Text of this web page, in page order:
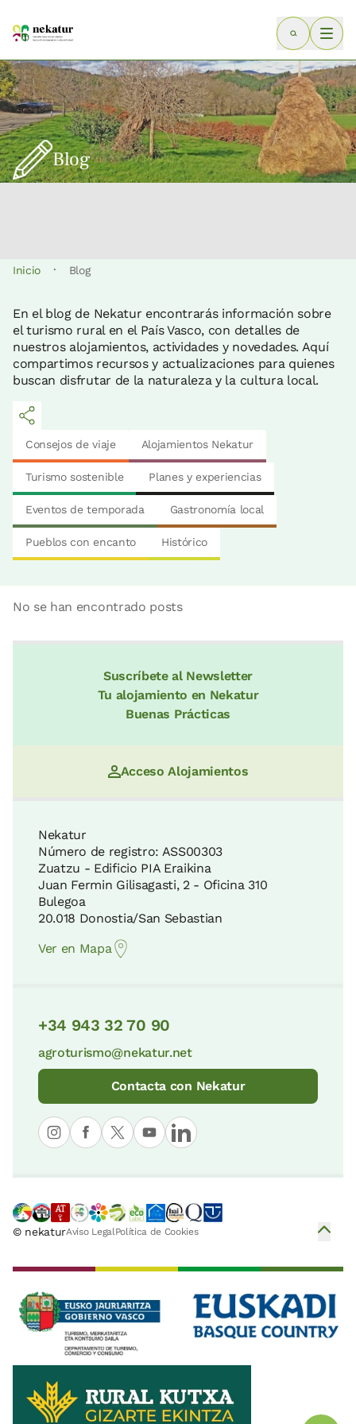
Blog
Inicio · Blog
En el blog de Nekatur encontrarás información sobre
el turismo rural en el País Vasco, con detalles de
nuestros alojamientos, actividades y novedades. Aquí
compartimos recursos y actualizaciones para quienes
buscan disfrutar de la naturaleza y la cultura local.
Consejos de viaje Alojamientos Nekatur
Turismo sostenible Planes y experiencias
Eventos de temporada Gastronomía local
Pueblos con encanto Histórico
No se han encontrado posts
Suscríbete al Newsletter
Tu alojamiento en Nekatur
Buenas Prácticas
Acceso Alojamientos
Nekatur
Número de registro: ASS00303
Zuatzu - Edificio PIA Eraikina
Juan Fermin Gilisagasti, 2 - Oficina 310
Bulegoa
20.018 Donostia/San Sebastian
Ver en Mapa
+34 943 32 70 90
agroturismo@nekatur.net
Contacta con Nekatur
© nekaturAviso LegalPolítica de Cookies